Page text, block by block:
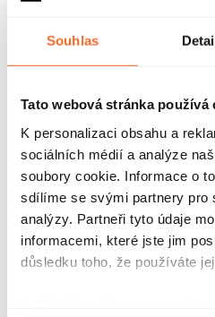
Souhlas
Tato webová stránka používá
K personalizaci obsahu a
sociálních médií a analýze
soubory cookie. Informace o
sdílíme se svými partnery pro
analýzy. Partneři tyto údaje
informacemi, které jste jim
důsledku toho, že používáte